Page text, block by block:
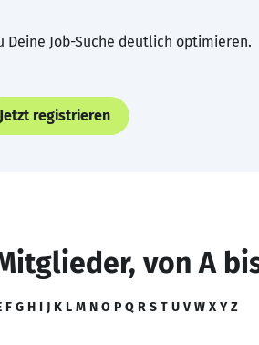
Job-Suche deutlich optimieren.
Jetzt registrieren
von A
F G H I J K L M N O P Q R S T U V W X Y Z